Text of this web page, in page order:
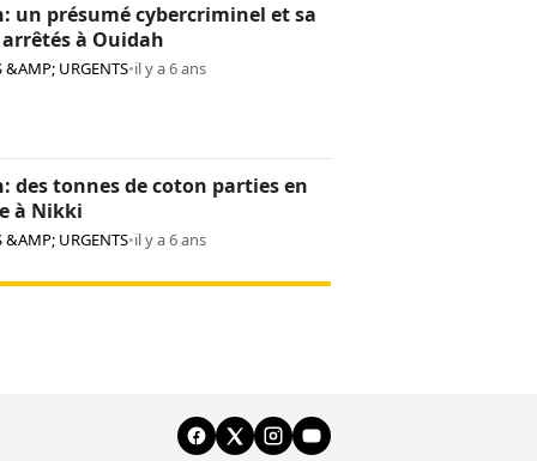
un présumé cybercriminel et sa
à Ouidah
&AMP; URGENTS•il y a 6 ans
des tonnes de coton parties en
à Nikki
&AMP; URGENTS•il y a 6 ans